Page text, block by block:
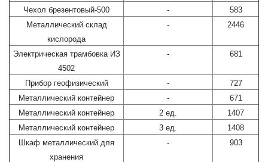
Чехол брезентовый-500
-
583
Металлический склад
кислорода
- 2446
Электрическая трамбовка ИЗ
4502
- 681
Прибор геофизический -
727
Металлический контейнер
-
671
Металлический контейнер
2 ед.
1407
Металлический контейнер
3 ед.
1408
Шкаф металлический для
хранения
- 903